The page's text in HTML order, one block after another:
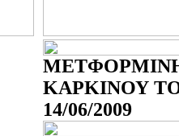
ΚΑΡΚΙΝΟΥ
14/06/2009